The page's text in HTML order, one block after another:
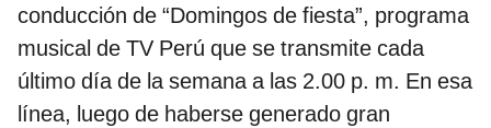
conducción de “Domingos de fiesta”, programa
musical de TV Perú que se transmite cada
último día de la semana a las 2.00 p. m. En esa
línea, luego de haberse generado gran